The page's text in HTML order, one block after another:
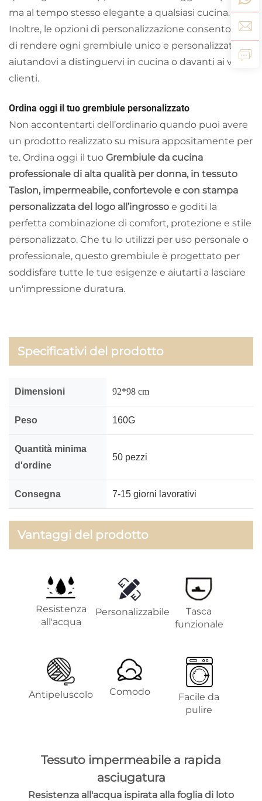
ma al tempo stesso elegante a qualsiasi cucina.
Inoltre, le opzioni di personalizzazione consentono
di rendere ogni grembiule unico e personalizzato,
aiutandovi a distinguervi in cucina o davanti ai vostri
clienti.
Ordina oggi il tuo grembiule personalizzato
Non accontentarti dell’ordinario quando puoi avere
un prodotto realizzato su misura appositamente per
te. Ordina oggi il tuo Grembiule da cucina
professionale di alta qualità per donna, in tessuto
Taslon, impermeabile, confortevole e con stampa
personalizzata del logo all’ingrosso e goditi la
perfetta combinazione di comfort, protezione e stile
personalizzato. Che tu lo utilizzi per uso personale o
professionale, questo grembiule è progettato per
soddisfare tutte le tue esigenze e aiutarti a lasciare
un'impressione duratura.
Specificativi del prodotto
Dimensioni 92*98 cm
Peso 160G
Quantità minima
d'ordine
50 pezzi
Consegna 7-15 giorni lavorativi
Vantaggi del prodotto
Resistenza
all'acqua
Personalizzabile
Tasca
funzionale
Antipeluscolo Comodo
Facile da
pulire
Tessuto impermeabile a rapida
asciugatura
Resistenza all'acqua ispirata alla foglia di loto